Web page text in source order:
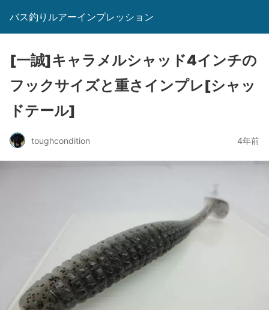
バス釣りルアーインプレッション
[一誠]キャラメルシャッド4インチの
フックサイズと重さインプレ[シャッ
ドテール]
toughcondition 4年前